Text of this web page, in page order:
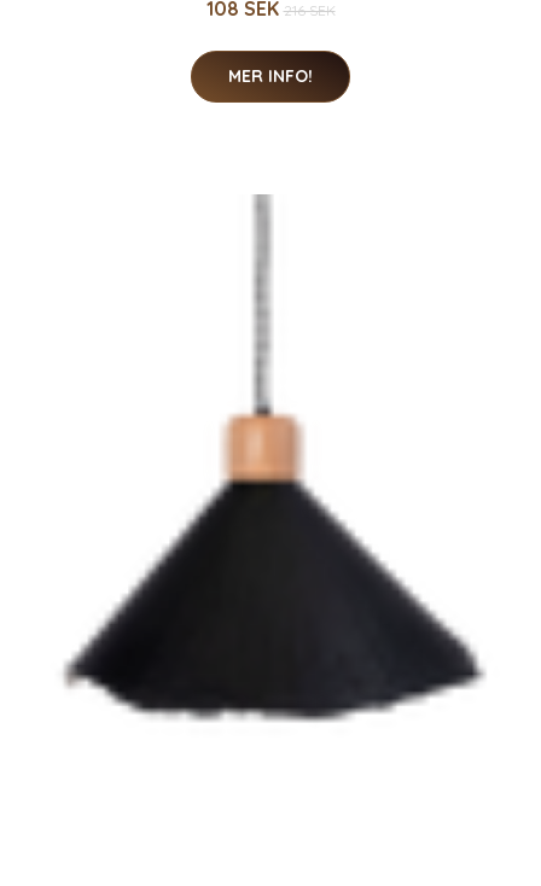
108 SEK 216 SEK
MER INFO!